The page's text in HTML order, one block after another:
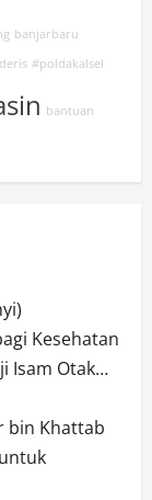
banjarbaru
#poldakalsel
bantuan
Kesehatan
Isam Otak…
bin Khattab